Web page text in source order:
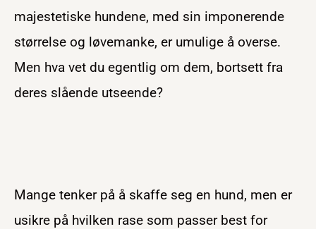
majestetiske hundene, med sin imponerende
størrelse og løvemanke, er umulige å overse.
Men hva vet du egentlig om dem, bortsett fra
deres slående utseende?
Mange tenker på å skaffe seg en hund, men er
usikre på hvilken rase som passer best for